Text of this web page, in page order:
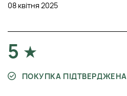
08 квітня 2025
5
ПОКУПКА ПІДТВЕРДЖЕНА